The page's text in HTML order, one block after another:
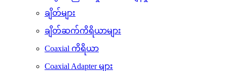
ချိတ်များ
ချိတ်ဆက်ကိရိယာများ
Coaxial ကိရိယာ
Coaxial Adapter များ